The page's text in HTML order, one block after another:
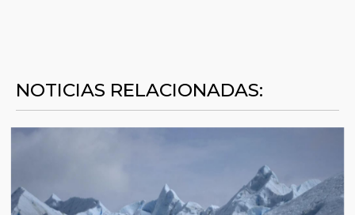
NOTICIAS RELACIONADAS: